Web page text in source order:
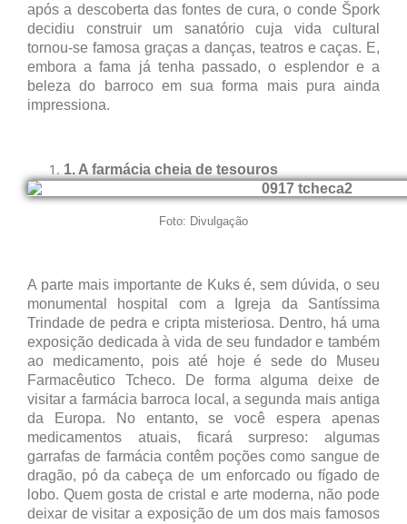
após a descoberta das fontes de cura, o conde Špork
decidiu construir um sanatório cuja vida cultural
tornou-se famosa graças a danças, teatros e caças. E,
embora a fama já tenha passado, o esplendor e a
beleza do barroco em sua forma mais pura ainda
impressiona.
1. A farmácia cheia de tesouros
Foto: Divulgação
A parte mais importante de Kuks é, sem dúvida, o seu
monumental hospital com a Igreja da Santíssima
Trindade de pedra e cripta misteriosa. Dentro, há uma
exposição dedicada à vida de seu fundador e também
ao medicamento, pois até hoje é sede do Museu
Farmacêutico Tcheco. De forma alguma deixe de
visitar a farmácia barroca local, a segunda mais antiga
da Europa. No entanto, se você espera apenas
medicamentos atuais, ficará surpreso: algumas
garrafas de farmácia contêm poções como sangue de
dragão, pó da cabeça de um enforcado ou fígado de
lobo. Quem gosta de cristal e arte moderna, não pode
deixar de visitar a exposição de um dos mais famosos